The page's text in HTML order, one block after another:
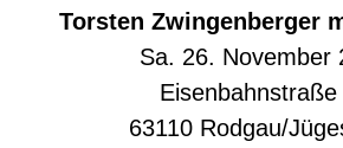
Torsten Zwingenberger
Sa. 26. November
Eisenbahnstraße
63110 Rodgau/